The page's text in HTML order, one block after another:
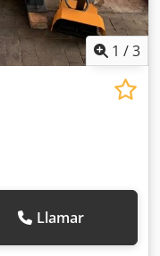
1 /3
Llamar